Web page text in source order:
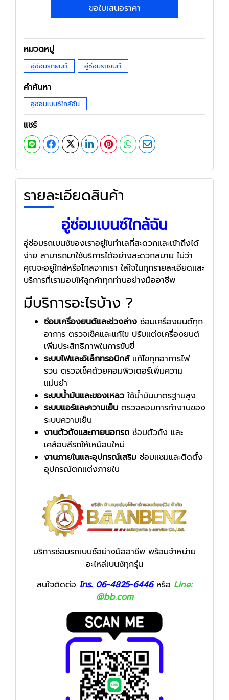
ขอใบเสนอราคา
หมวดหมู่
อู่ซ่อมรถยนต์ อู่ซ่อมรถยนต์
คำค้นหา
อู่ซ่อมเบนซ์ใกล้ฉัน
แชร์
รายละเอียดสินค้า
อู่ซ่อมเบนซ์ใกล้ฉัน
อู่ซ่อมรถเบนซ์ของเราอยู่ในทำเลที่สะดวกและเข้าถึงได้
ง่าย สามารถมาใช้บริการได้อย่างสะดวกสบาย ไม่ว่า
คุณจะอยู่ใกล้หรือไกลจากเรา ใส่ใจในทุกรายละเอียดและ
บริการที่เรามอบให้ลูกค้าทุกท่านอย่างมืออาชีพ
มีบริการอะไรบ้าง ?
ซ่อมเครื่องยนต์และช่วงล่าง ซ่อมเครื่องยนต์ทุก
อาการ ตรวจเช็คและแก้ไข ปรับแต่งเครื่องยนต์
เพิ่มประสิทธิภาพในการขับขี่
ระบบไฟและอิเล็กทรอนิกส์แก้ไขทุกอาการไฟ
รวน ตรวจเช็คด้วยคอมพิวเตอร์เพิ่มความ
แม่นยำ
ระบบน้ำมันและของเหลวใช้น้ำมันมาตรฐานสูง
ระบบแอร์และความเย็น ตรวจสอบการทำงานของ
ระบบความเย็น
งานตัวถังและภายนอกรถ ซ่อมตัวถัง และ
เคลือบสีรถให้เหมือนใหม่
งานภายในและอุปกรณ์เสริม ซ่อมแซมและติดตั้ง
อุปกรณ์ตกแต่งภายใน
บริการซ่อมรถเบนซ์อย่างมืออาชีพ พร้อมจำหน่าย
อะไหล่เบนซ์ทุกรุ่น
สนใจติดต่อ โทร. 06-4825-6446หรือ Line:
@bb.com